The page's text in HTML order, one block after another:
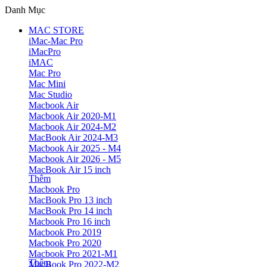
Danh Mục
MAC STORE
iMac-Mac Pro
iMacPro
iMAC
Mac Pro
Mac Mini
Mac Studio
Macbook Air
Macbook Air 2020-M1
Macbook Air 2024-M2
MacBook Air 2024-M3
Macbook Air 2025 - M4
Macbook Air 2026 - M5
MacBook Air 15 inch
Thêm
Macbook Pro
MacBook Pro 13 inch
MacBook Pro 14 inch
Macbook Pro 16 inch
Macbook Pro 2019
Macbook Pro 2020
Macbook Pro 2021-M1
MacBook Pro 2022-M2
Thêm